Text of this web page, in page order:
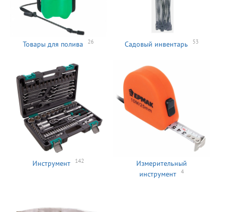
Товары для полива 26 Садовый инвентарь 53
Инструмент 142
Измерительный
инструмент
4